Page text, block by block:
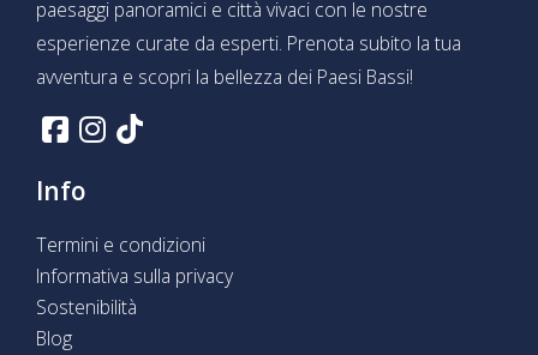
paesaggi panoramici e città vivaci con le nostre
esperienze curate da esperti. Prenota subito la tua
avventura e scopri la bellezza dei Paesi Bassi!
Info
Termini e condizioni
Informativa sulla privacy
Sostenibilità
Blog